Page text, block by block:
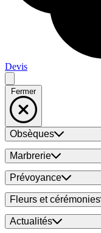
Devis
Fermer
Obsèques
Marbrerie
Prévoyance
Fleurs et cérémonies
Actualités